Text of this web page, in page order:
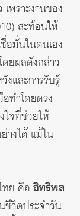
พราะงานของ
สะท้อนให้
อมั่นในตนเอง
ยผลดังกล่าว
งและการรับรู้
ทำโดยตรง
ใจที่ช่วยให้
างได้ แม้ใน
ทย คืออิทธิพล
ชีวิตประจำวัน